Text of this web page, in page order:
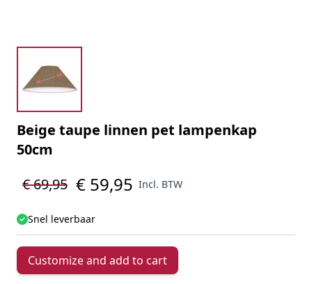
Beige taupe linnen pet lampenkap
50cm
€ 69,95 € 59,95 Incl. BTW
Snel leverbaar
Customize and add to cart